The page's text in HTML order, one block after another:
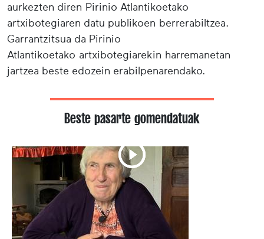
aurkezten diren Pirinio Atlantikoetako
artxibotegiaren datu publikoen berrerabiltzea.
Garrantzitsua da Pirinio
Atlantikoetako artxibotegiarekin harremanetan
jartzea beste edozein erabilpenarendako.
Beste pasarte gomendatuak